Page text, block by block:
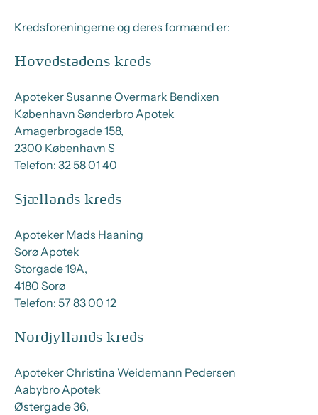
Kredsforeningerne og deres formænd er:
Hovedstadens kreds
Apoteker Susanne Overmark Bendixen
København Sønderbro Apotek
Amagerbrogade 158,
2300 København S
Telefon: 32 58 01 40
Sjællands kreds
Apoteker Mads Haaning
Sorø Apotek
Storgade 19A,
4180 Sorø
Telefon: 57 83 00 12
Nordjyllands kreds
Apoteker Christina Weidemann Pedersen
Aabybro Apotek
Østergade 36,